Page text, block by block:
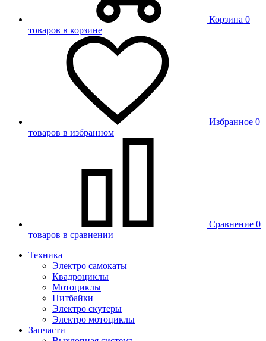
Корзина 0
товаров в корзине
Избранное 0
товаров в избранном
Сравнение 0
товаров в сравнении
Техника
Электро самокаты
Квадроциклы
Мотоциклы
Питбайки
Электро скутеры
Электро мотоциклы
Запчасти